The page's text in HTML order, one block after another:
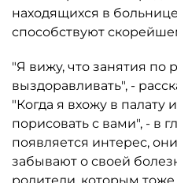
находящихся в
способствуют
"Я вижу, что занятия
выздоравливать", -
"Когда я вхожу в
порисовать с вами", - в
появляется интерес,
забывают о своей